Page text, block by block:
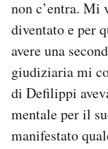
non c’entra. Mi
diventato e per
avere una
giudiziaria mi
di Defilippi
mentale per il
manifestato